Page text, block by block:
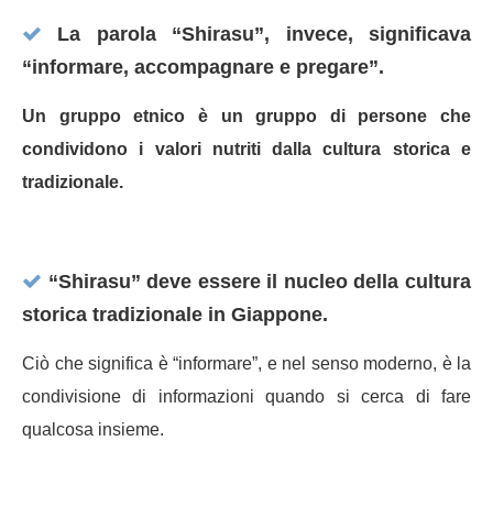
La parola “Shirasu”, invece, significava
“informare, accompagnare e pregare”.
Un gruppo etnico è un gruppo di persone che
condividono i valori nutriti dalla cultura storica e
tradizionale.
“Shirasu” deve essere il nucleo della cultura
storica tradizionale in Giappone.
Ciò che significa è “informare”, e nel senso moderno, è la
condivisione di informazioni quando si cerca di fare
qualcosa insieme.